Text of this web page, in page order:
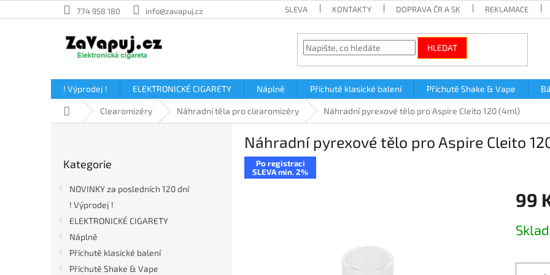
na
774 958 180 info@zavapuj.cz SLEVA KONTAKTY DOPRAVA ČR A SK REKLAMACE
HLEDAT
! Výprodej ! ELEKTRONICKÉ CIGARETY Náplně Příchutě klasické balení Příchutě Shake & Vape
Domů Clearomizéry Náhradní těla pro clearomizéry Náhradní pyrexové tělo pro Aspire Cleito 120 (4ml)
kategorie
Kategorie
NOVINKY za posledních 120 dní
! Výprodej !
ELEKTRONICKÉ CIGARETY
Náplně
Příchutě klasické balení
Příchutě Shake & Vape
Náhradní pyrexové tělo pro Aspire Cleito
Po registraci
SLEVA min. 2%
99
cena: